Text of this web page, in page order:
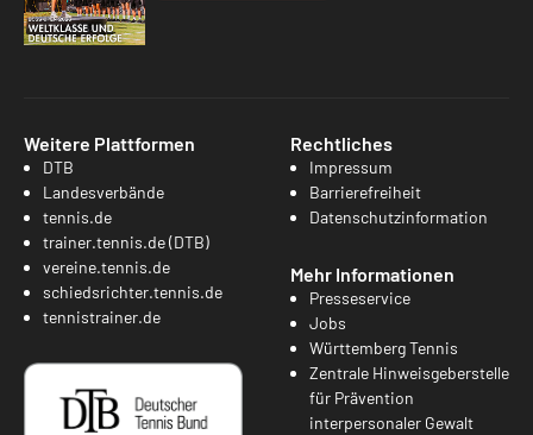
Weitere Plattformen
DTB
Landesverbände
tennis.de
trainer.tennis.de (DTB)
vereine.tennis.de
schiedsrichter.tennis.de
tennistrainer.de
Rechtliches
Impressum
Barrierefreiheit
Datenschutzinformation
Mehr Informationen
Presseservice
Jobs
Württemberg Tennis
Zentrale Hinweisgeberstelle
für Prävention
interpersonaler Gewalt